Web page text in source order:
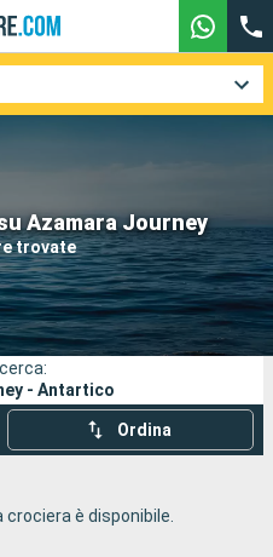
Azamara Journey
trovate
Compagnie
- Antartico
Ordina
è disponibile.